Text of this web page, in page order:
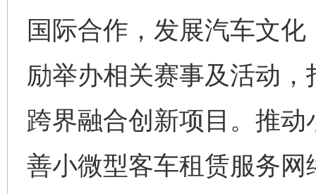
国际合作，发展汽车文
励举办相关赛事及活动
跨界融合创新项目。推
善小微型客车租赁服务